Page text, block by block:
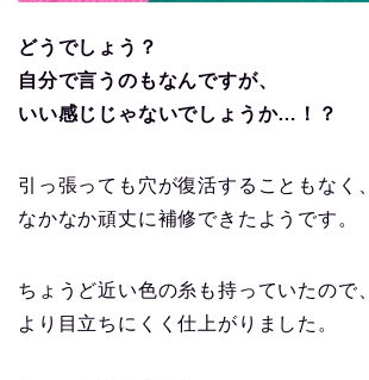
どうでしょう？
自分で言うのもなんですが、
いい感じじゃないでしょうか…！？
引っ張っても穴が復活することもなく、
なかなか頑丈に補修できたようです。
ちょうど近い色の糸も持っていたので、
より目立ちにくく仕上がりました。